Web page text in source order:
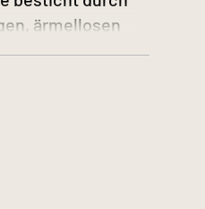
ärmellosen
feminine